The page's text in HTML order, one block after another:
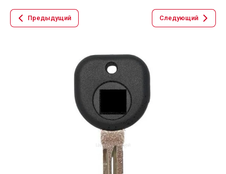
Предыдущий Следующий